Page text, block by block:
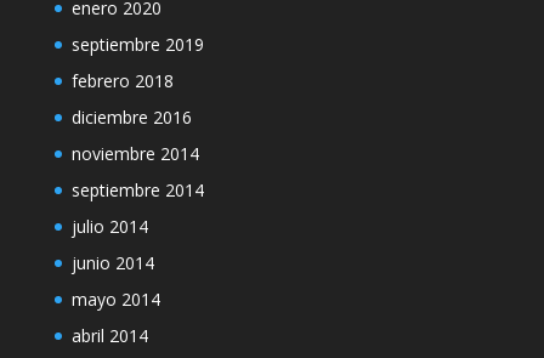
enero 2020
septiembre 2019
febrero 2018
diciembre 2016
noviembre 2014
septiembre 2014
julio 2014
junio 2014
mayo 2014
abril 2014